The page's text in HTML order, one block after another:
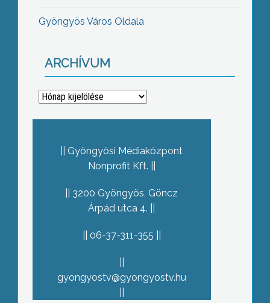
Gyöngyös Város Oldala
ARCHÍVUM
Archívum
Gyöngyösi Médiaközpont
Nonprofit Kft.
3200 Gyöngyös, Göncz
Árpád utca 4.
06-37-311-355
gyongyostv@gyongyostv.hu